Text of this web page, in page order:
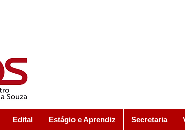
Edital Estágio e Aprendiz Secretaria